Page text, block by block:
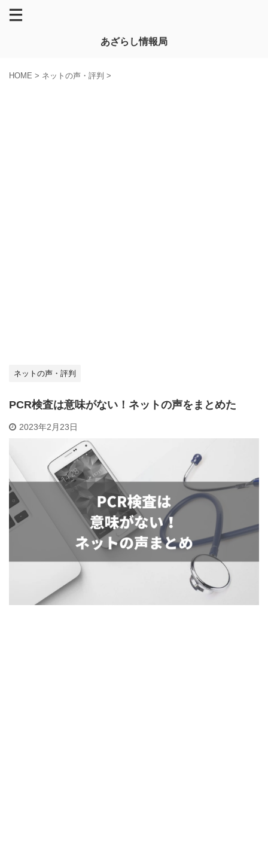
あざらし情報局
HOME > ネットの声・評判 >
ネットの声・評判
PCR検査は意味がない！ネットの声をまとめた
2023年2月23日